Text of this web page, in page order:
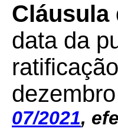
Cláusula
data da
07/2021,